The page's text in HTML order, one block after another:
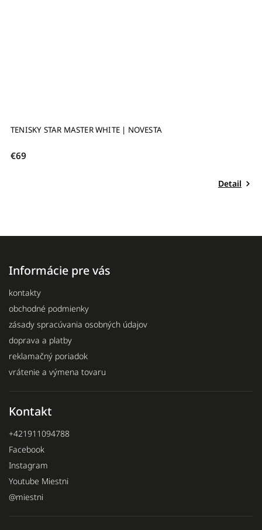
TENISKY STAR MASTER WHITE | NOVESTA
€69
Detail
Informácie pre vás
kontakty
obchodné podmienky
zásady spracúvania osobných údajov
doprava a platby
reklamačný poriadok
vrátenie a výmena tovaru
Kontakt
+421911094788
Facebook
Instagram
Youtube Miestni
@miestni